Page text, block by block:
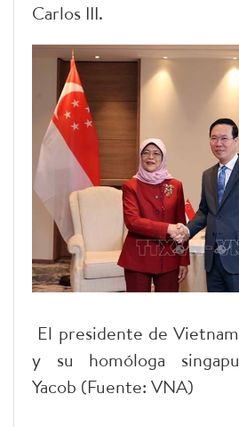
Carlos III.
El presidente de
y su homóloga
Yacob (Fuente: VNA)